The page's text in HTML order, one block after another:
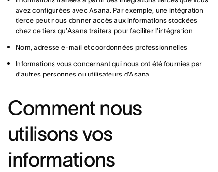
avez configurées avec Asana. Par exemple, une intégration
tierce peut nous donner accès aux informations stockées
chez ce tiers qu’Asana traitera pour faciliter l’intégration
Nom, adresse e-mail et coordonnées professionnelles
Informations vous concernant qui nous ont été fournies par
d’autres personnes ou utilisateurs d’Asana
Comment nous
utilisons vos
informations